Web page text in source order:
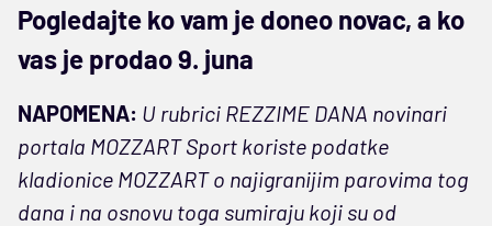
Pogledajte ko vam je doneo novac, a ko
vas je prodao 9. juna
NAPOMENA: U rubrici REZZIME DANA novinari
portala MOZZART Sport koriste podatke
kladionice MOZZART o najigranijim parovima tog
dana i na osnovu toga sumiraju koji su od